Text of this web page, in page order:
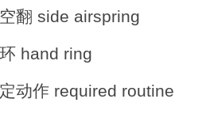
side airspring
hand ring
作 required routine